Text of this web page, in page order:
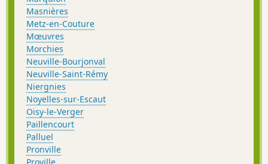
Masnières
Metz-en-Couture
Mœuvres
Morchies
Neuville-Bourjonval
Neuville-Saint-Rémy
Niergnies
Noyelles-sur-Escaut
Oisy-le-Verger
Paillencourt
Palluel
Pronville